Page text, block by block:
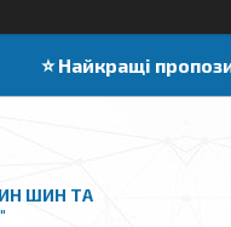
⭐️ Найкращі
ШИН ТА